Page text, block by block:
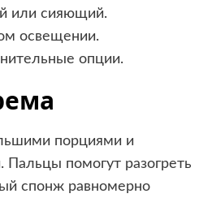
или сияющий.
освещении.
опции.
порциями и
помогут разогреть
спонж равномерно